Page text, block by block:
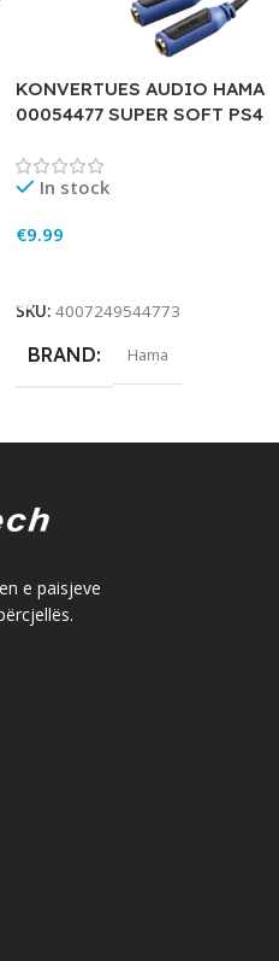
KONVERTUES AUDIO HAMA
00054477 SUPER SOFT PS4
In stock
€9.99
SKU: 4007249544773
BRAND Hama
e paisjeve